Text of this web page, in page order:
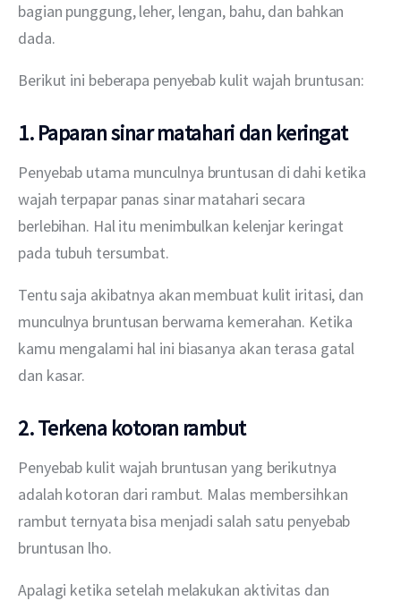
bagian punggung, leher, lengan, bahu, dan bahkan
dada.
Berikut ini beberapa penyebab kulit wajah bruntusan:
1. Paparan sinar matahari dan keringat
Penyebab utama munculnya bruntusan di dahi ketika
wajah terpapar panas sinar matahari secara
berlebihan. Hal itu menimbulkan kelenjar keringat
pada tubuh tersumbat.
Tentu saja akibatnya akan membuat kulit iritasi, dan
munculnya bruntusan berwarna kemerahan. Ketika
kamu mengalami hal ini biasanya akan terasa gatal
dan kasar.
2. Terkena kotoran rambut
Penyebab kulit wajah bruntusan yang berikutnya
adalah kotoran dari rambut. Malas membersihkan
rambut ternyata bisa menjadi salah satu penyebab
bruntusan lho.
Apalagi ketika setelah melakukan aktivitas dan